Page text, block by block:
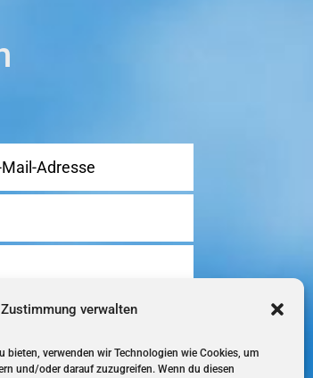
Zustimmung verwalten
bieten, verwenden wir Technologien wie Cookies, um
und/oder darauf zuzugreifen. Wenn du diesen